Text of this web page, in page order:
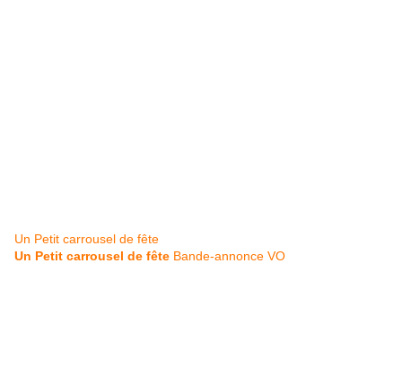
Un Petit carrousel de fête
Un Petit carrousel de fête Bande-annonce VO